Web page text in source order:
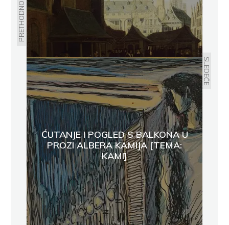
PRETHODNO
SLEDEĆE
ĆUTANJE I POGLED S BALKONA U
PROZI ALBERA KAMIJA [TEMA:
KAMI]